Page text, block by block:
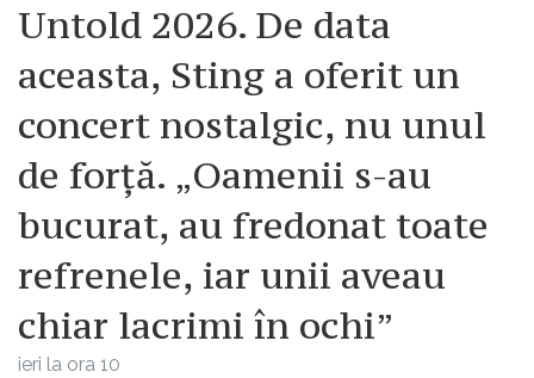
Untold 2026. De data
aceasta, Sting a oferit un
concert nostalgic, nu unul
de forță. „Oamenii s-au
bucurat, au fredonat toate
refrenele, iar unii aveau
chiar lacrimi în ochi”
ieri la ora 10